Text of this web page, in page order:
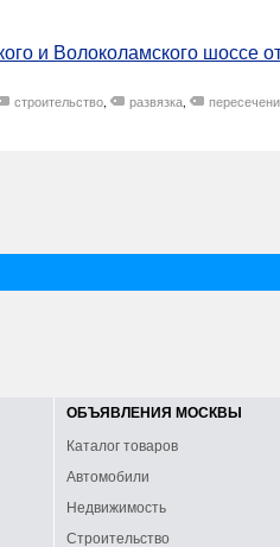
и Волоколамского шоссе
строительство, развязка,
ОБЪЯВЛЕНИЯ МОСКВЫ
Каталог товаров
Автомобили
Недвижимость
Строительство